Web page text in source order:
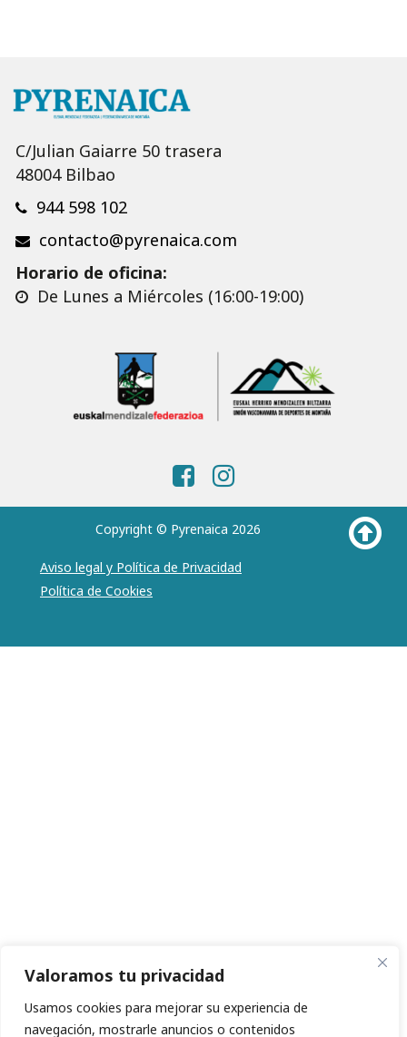
Valoramos tu privacidad
Usamos cookies para mejorar su experiencia de
navegación, mostrarle anuncios o contenidos
C/Julian Gaiarre 50 trasera
48004 Bilbao
944 598 102
contacto@pyrenaica.com
Horario de oficina:
De Lunes a Miércoles (16:00-19:00)
Copyright © Pyrenaica 2026
Aviso legal y Política de Privacidad
Política de Cookies